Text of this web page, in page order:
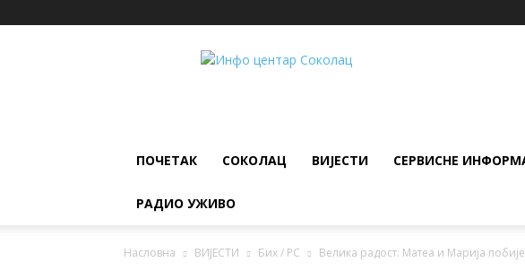
ИНФО
ПОЧЕТАК СОКОЛАЦ ВИЈЕСТИ СЕРВИСНЕ
РАДИО УЖИВО
Насловна ВИЈЕСТИ Бих / РС Велика радост: Матеа и Марија